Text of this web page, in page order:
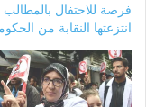
فرصة للاحتفال بالمطالب
انتزعتها النقابة من